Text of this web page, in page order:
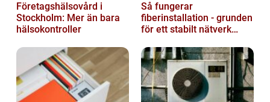
Företagshälsovård i
Stockholm: Mer än bara
hälsokontroller
Så fungerar
fiberinstallation - grunden
för ett stabilt nätverk